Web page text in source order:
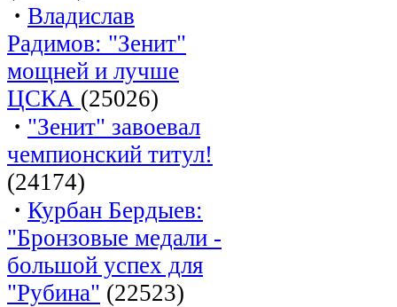
· Владислав
Радимов: "Зенит"
мощней и лучше
ЦСКА (25026)
· "Зенит" завоевал
чемпионский титул!
(24174)
· Курбан Бердыев:
"Бронзовые медали -
большой успех для
"Рубина" (22523)